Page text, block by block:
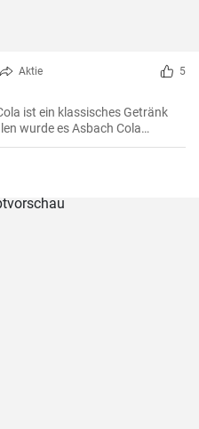
Aktie 5
ist ein klassisches Getränk
wurde es Asbach Cola
Mischen sie es selber